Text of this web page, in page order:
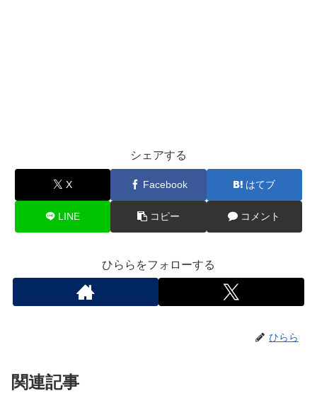
シェアする
X Facebook はてブ
LINE コピー コメント
ひららをフォローする
ひらら
関連記事